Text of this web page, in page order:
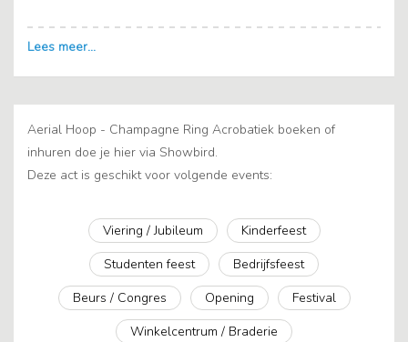
Aerial Hoop - Champagne Ring Acrobatiek boeken of
inhuren doe je hier via Showbird.
Deze act is geschikt voor volgende events:
Viering / Jubileum
Kinderfeest
Studenten feest
Bedrijfsfeest
Beurs / Congres
Opening
Festival
Winkelcentrum / Braderie